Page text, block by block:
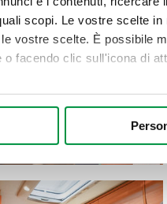
scopi. Le vostre scelte
vostre scelte. È possibile
facendo clic sull'icona di
anche:
scansionandolo
elaborati i tuoi dati personali
in qualsiasi momento